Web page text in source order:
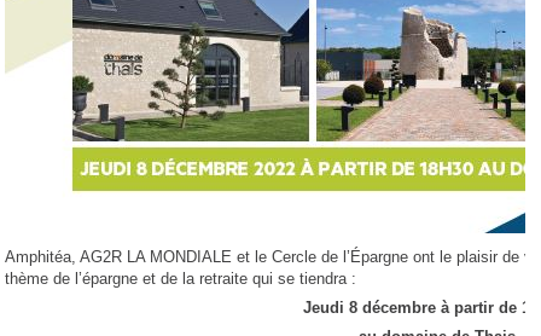
Amphitéa, AG2R LA MONDIALE et le Cercle de l’Épargne ont le plaisir de
thème de l’épargne et de la retraite qui se tiendra :
Jeudi 8 décembre à partir de